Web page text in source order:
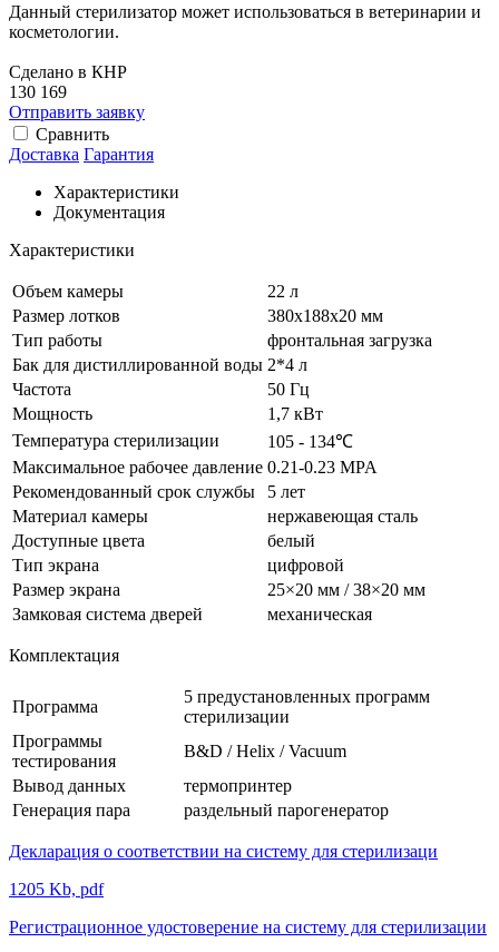
Данный стерилизатор может использоваться в ветеринарии и
косметологии.
Сделано в КНР
130 169
Отправить заявку
Сравнить
Доставка Гарантия
Характеристики
Документация
Характеристики
Объем камеры
22 л
Размер лотков
380х188х20 мм
Тип работы
фронтальная загрузка
Бак для дистиллированной воды 2*4 л
Частота
50 Гц
Мощность
1,7 кВт
Температура стерилизации
105 - 134℃
Максимальное рабочее давление 0.21-0.23 MPA
Рекомендованный срок службы
5 лет
Материал камеры
нержавеющая сталь
Доступные цвета
белый
Тип экрана
цифровой
Размер экрана
25×20 мм / 38×20 мм
Замковая система дверей
механическая
Комплектация
Программа
5 предустановленных программ
стерилизации
Программы
тестирования
B&D / Helix / Vacuum
Вывод данных
термопринтер
Генерация пара
раздельный парогенератор
Декларация о соответствии на систему для стерилизаци
1205 Kb, pdf
Регистрационное удостоверение на систему для стерилизации